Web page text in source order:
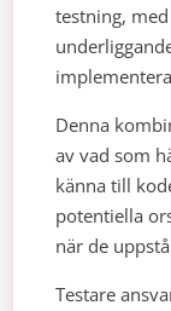
testning,
Denna
av vad som
känna till
potentiella
när de
Testare